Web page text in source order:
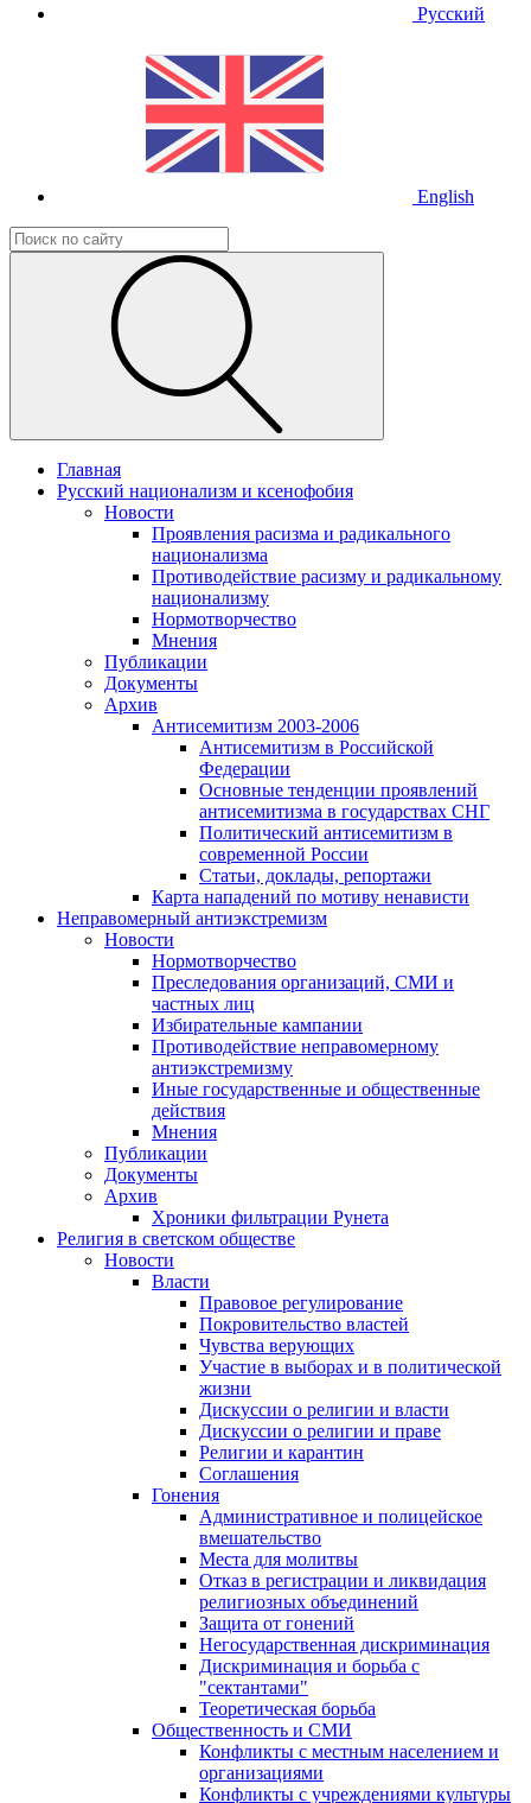
Русский
English
Главная
Русский национализм и ксенофобия
Новости
Проявления расизма и радикального
национализма
Противодействие расизму и радикальному
национализму
Нормотворчество
Мнения
Публикации
Документы
Архив
Антисемитизм 2003-2006
Антисемитизм в Российской
Федерации
Основные тенденции проявлений
антисемитизма в государствах СНГ
Политический антисемитизм в
современной России
Статьи, доклады, репортажи
Карта нападений по мотиву ненависти
Неправомерный антиэкстремизм
Новости
Нормотворчество
Преследования организаций, СМИ и
частных лиц
Избирательные кампании
Противодействие неправомерному
антиэкстремизму
Иные государственные и общественные
действия
Мнения
Публикации
Документы
Архив
Хроники фильтрации Рунета
Религия в светском обществе
Новости
Власти
Правовое регулирование
Покровительство властей
Чувства верующих
Участие в выборах и в политической
жизни
Дискуссии о религии и власти
Дискуссии о религии и праве
Религии и карантин
Соглашения
Гонения
Административное и полицейское
вмешательство
Места для молитвы
Отказ в регистрации и ликвидация
религиозных объединений
Защита от гонений
Негосударственная дискриминация
Дискриминация и борьба с
"сектантами"
Теоретическая борьба
Общественность и СМИ
Конфликты с местным населением и
организациями
Конфликты с учреждениями культуры